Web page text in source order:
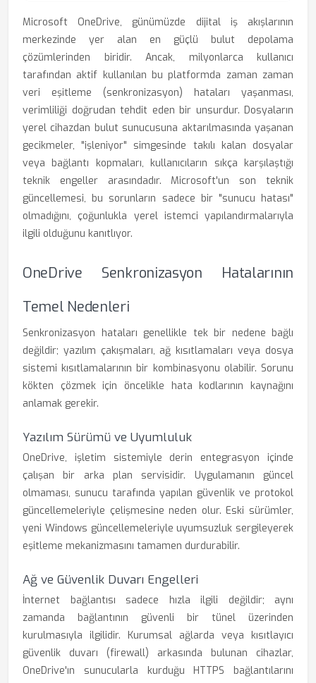
Microsoft OneDrive, günümüzde dijital iş akışlarının
merkezinde yer alan en güçlü bulut depolama
çözümlerinden biridir. Ancak, milyonlarca kullanıcı
tarafından aktif kullanılan bu platformda zaman zaman
veri eşitleme (senkronizasyon) hataları yaşanması,
verimliliği doğrudan tehdit eden bir unsurdur. Dosyaların
yerel cihazdan bulut sunucusuna aktarılmasında yaşanan
gecikmeler, "işleniyor" simgesinde takılı kalan dosyalar
veya bağlantı kopmaları, kullanıcıların sıkça karşılaştığı
teknik engeller arasındadır. Microsoft'un son teknik
güncellemesi, bu sorunların sadece bir "sunucu hatası"
olmadığını, çoğunlukla yerel istemci yapılandırmalarıyla
ilgili olduğunu kanıtlıyor.
OneDrive Senkronizasyon Hatalarının
Temel Nedenleri
Senkronizasyon hataları genellikle tek bir nedene bağlı
değildir; yazılım çakışmaları, ağ kısıtlamaları veya dosya
sistemi kısıtlamalarının bir kombinasyonu olabilir. Sorunu
kökten çözmek için öncelikle hata kodlarının kaynağını
anlamak gerekir.
Yazılım Sürümü ve Uyumluluk
OneDrive, işletim sistemiyle derin entegrasyon içinde
çalışan bir arka plan servisidir. Uygulamanın güncel
olmaması, sunucu tarafında yapılan güvenlik ve protokol
güncellemeleriyle çelişmesine neden olur. Eski sürümler,
yeni Windows güncellemeleriyle uyumsuzluk sergileyerek
eşitleme mekanizmasını tamamen durdurabilir.
Ağ ve Güvenlik Duvarı Engelleri
İnternet bağlantısı sadece hızla ilgili değildir; aynı
zamanda bağlantının güvenli bir tünel üzerinden
kurulmasıyla ilgilidir. Kurumsal ağlarda veya kısıtlayıcı
güvenlik duvarı (firewall) arkasında bulunan cihazlar,
OneDrive'ın sunucularla kurduğu HTTPS bağlantılarını